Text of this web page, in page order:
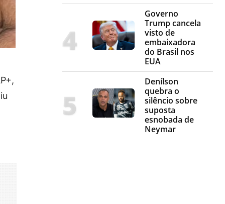
Governo
Trump cancela
visto de
embaixadora
do Brasil nos
EUA
Denílson
quebra o
silêncio sobre
suposta
esnobada de
Neymar